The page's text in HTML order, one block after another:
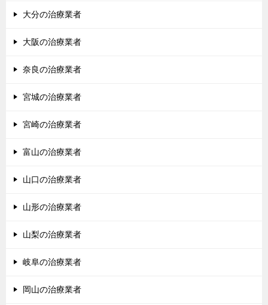
大分の治療業者
大阪の治療業者
奈良の治療業者
宮城の治療業者
宮崎の治療業者
富山の治療業者
山口の治療業者
山形の治療業者
山梨の治療業者
岐阜の治療業者
岡山の治療業者